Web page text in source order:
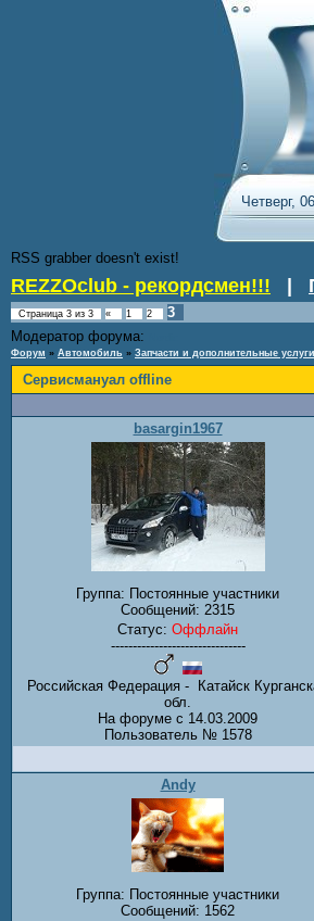
RSS grabber doesn't exist!
REZZOclub - рекордсмен!!!
Страница 3 из 3 « 1 2
3
Модератор форума:
Форум » Автомобиль » Запчасти и дополнительные услуги
Сервисмануал offline
basargin1967
Группа: Постоянные участники
Сообщений: 2315
Статус: Оффлайн
-------------------------------
Российская Федерация - Катайск
обл.
На форуме с 14.03.2009
Пользователь № 1578
Andy
Группа: Постоянные участники
Сообщений: 1562